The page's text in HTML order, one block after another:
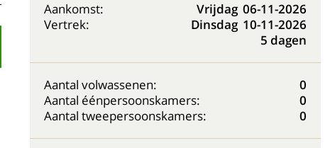
Aankomst: Vrijdag 06-11-2026
Vertrek:
Dinsdag 10-11-2026
5 dagen
Aantal volwassenen:
0
Aantal éénpersoonskamers:
0
Aantal tweepersoonskamers:
0